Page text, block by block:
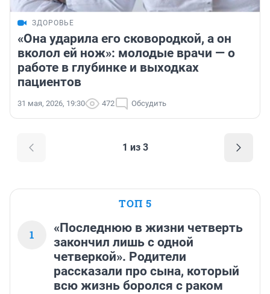
ЗДОРОВЬЕ
«Она ударила его сковородкой, а он
вколол ей нож»: молодые врачи — о
работе в глубинке и выходках
пациентов
31 мая, 2026, 19:30 472 Обсудить
1 из 3
ТОП 5
1
«Последнюю в жизни четверть
закончил лишь с одной
четверкой». Родители
рассказали про сына, который
всю жизнь боролся с раком